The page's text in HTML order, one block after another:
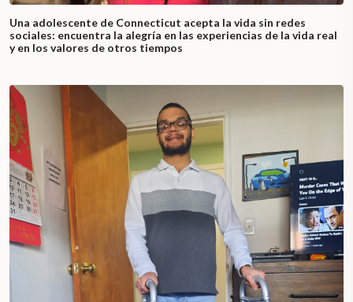
Una adolescente de Connecticut acepta la vida sin redes
sociales: encuentra la alegría en las experiencias de la vida real
y en los valores de otros tiempos